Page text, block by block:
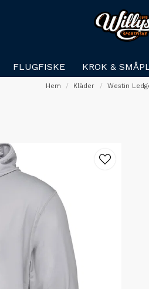
FLUGFISKE KROK &
Hem Kläder Westin